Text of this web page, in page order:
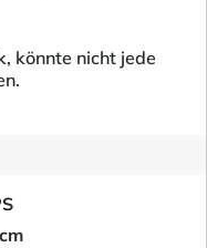
könnte nicht jede